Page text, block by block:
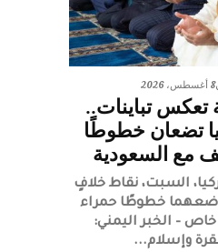
8 أغسطس، 2026
تعكس تباينات..
تضعان خطوطًا
مع السعودية
السبت، نقاط خلافٍ
خطوطًا حمراء
خاص – الخبر اليمني:
وإسلام...